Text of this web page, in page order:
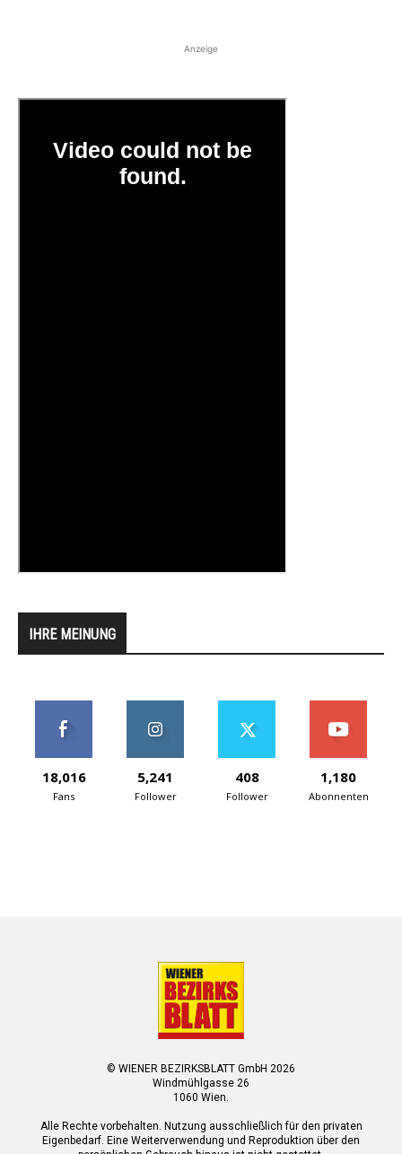
Anzeige
IHRE MEINUNG
18,016
Fans
5,241
Follower
408
Follower
1,180
Abonnenten
© WIENER BEZIRKSBLATT GmbH 2026
Windmühlgasse 26
1060 Wien.
Alle Rechte vorbehalten. Nutzung ausschließlich für den privaten
Eigenbedarf. Eine Weiterverwendung und Reproduktion über den